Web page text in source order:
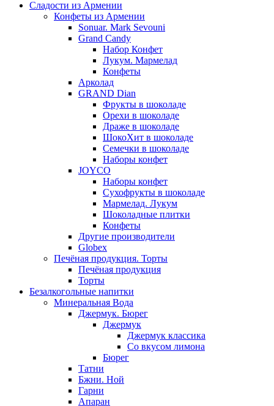
Сладости из Армении
Конфеты из Армении
Sonuar. Mark Sevouni
Grand Candy
Набор Конфет
Лукум. Мармелад
Конфеты
Арколад
GRAND Dian
Фрукты в шоколаде
Орехи в шоколаде
Драже в шоколаде
ШокоХит в шоколаде
Семечки в шоколаде
Наборы конфет
JOYCO
Наборы конфет
Сухофрукты в шоколаде
Мармелад. Лукум
Шоколадные плитки
Конфеты
Другие производители
Globex
Печёная продукция. Торты
Печёная продукция
Торты
Безалкогольные напитки
Минеральная Вода
Джермук. Бюрег
Джермук
Джермук классика
Со вкусом лимона
Бюрег
Татни
Бжни. Ной
Гарни
Апаран